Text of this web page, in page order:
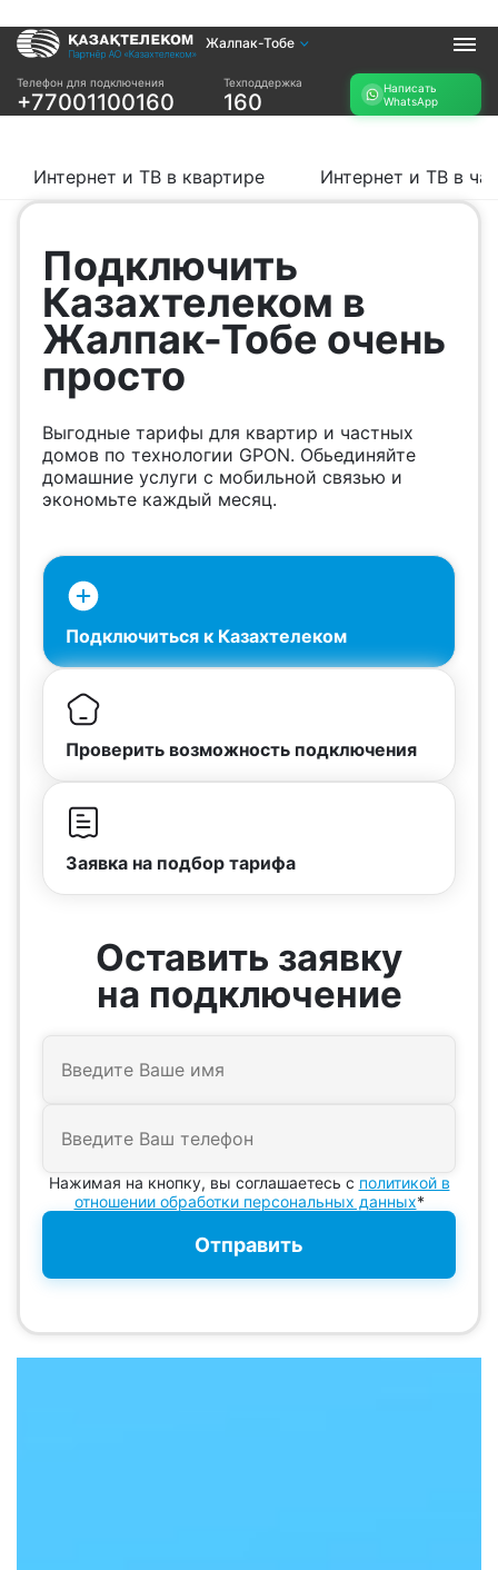
Жалпак-Тобе
Телефон для подключения
+77001100160
Техподдержка
160
Написать
WhatsApp
Услуги
Интернет и ТВ в
частном доме
Интернет в офис
Проверить
возможность
подключения
Проверить
возможность
подключения по
названию ЖК
Новости
Акции
Заявка на
подбор тарифа
Интернет и ТВ в квартире Интернет и ТВ в
Подключить
Казахтелеком в
Жалпак-Тобе очень
просто
Выгодные тарифы для квартир и частных
домов по технологии GPON. Обьединяйте
домашние услуги с мобильной связью и
экономьте каждый месяц.
Подключиться к Казахтелеком
Проверить возможность подключения
Заявка на подбор тарифа
Оставить заявку
на подключение
Нажимая на кнопку, вы соглашаетесь с политикой в
отношении обработки персональных данных*